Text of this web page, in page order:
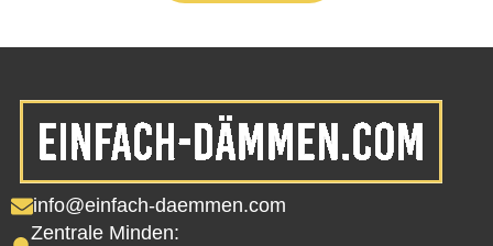
info@einfach-daemmen.com
Zentrale Minden: